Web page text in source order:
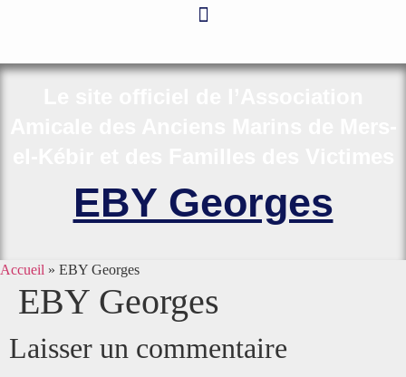
EBY Georges
Accueil » EBY Georges
EBY Georges
Laisser un commentaire